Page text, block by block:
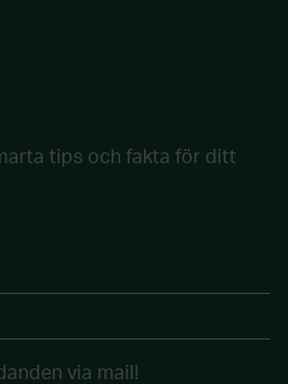
tips och fakta för ditt
via mail!